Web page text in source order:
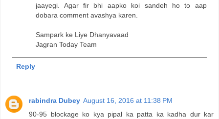
jaayegi. Agar fir bhi aapko koi sandeh ho to aap
dobara comment avashya karen.
Sampark ke Liye Dhanyavaad
Jagran Today Team
Reply
rabindra Dubey August 16, 2016 at 11:38 PM
90-95 blockage ko kya pipal ka patta ka kadha dur kar